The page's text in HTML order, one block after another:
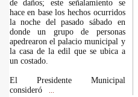
de daños; este señalamiento se
hace en base los hechos ocurridos
la noche del pasado sábado en
donde un grupo de personas
apedrearon el palacio municipal y
la casa de la edil que se ubica a
un costado.
El Presidente Municipal
consideró